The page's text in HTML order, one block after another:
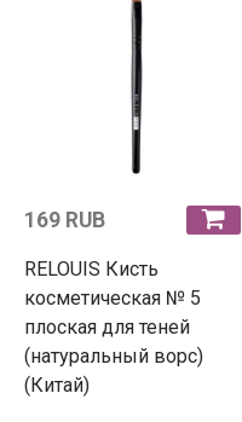
169 RUB
RELOUIS Кисть
косметическая № 5
плоская для теней
(натуральный ворс)
(Китай)